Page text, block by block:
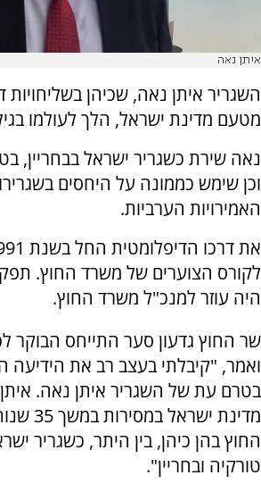
איתן נאה
השגריר איתן נאה, שכיהן בשליחויות
מטעם מדינת ישראל, הלך לעולמו בגיל
נאה שירת כשגריר ישראל בבחריין,
וכן שימש כממונה על היחסים
האמירויות הערביות.
לקורס הצוערים של משרד החוץ.
היה עוזר למנכ"ל משרד החוץ.
שר החוץ גדעון סער התייחס הבוקר
ואמר, "קיבלתי בעצב רב את הידיעה
בטרם עת של השגריר איתן נאה.
מדינת
החוץ בהן כיהן, בין היתר, כשגריר
טורקיה ובחריין".